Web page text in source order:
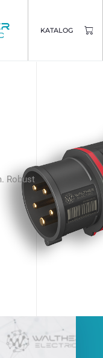
KATALOG
Robust